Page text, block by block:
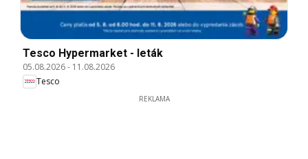
Tesco Hypermarket - leták
05.08.2026- 11.08.2026
Tesco
REKLAMA